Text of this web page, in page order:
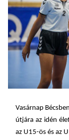
Vasárnap
útjára az idén
az U15-ös és az